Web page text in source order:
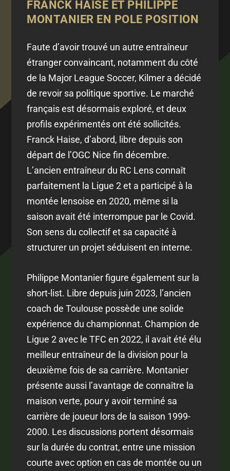
FRANCK HAISE ET PHILIPPE
MONTANIER EN POLE POSITION
Faute d’avoir trouvé un autre entraîneur
étranger convaincant, notamment du côté
de la Major League Soccer, Kilmer a décidé
de revoir sa politique sportive. Le marché
français est désormais exploré, et deux
profils expérimentés ont été sollicités.
Franck Haise, d’abord, libre depuis son
départ de l’OGC Nice fin décembre.
L’ancien entraîneur du RC Lens connaît
parfaitement la Ligue 2 et a participé à la
montée lensoise en 2020, même si la
saison avait été interrompue par le Covid.
Son sens du collectif et sa capacité à
structurer un projet séduisent en interne.
Philippe Montanier figure également sur la
short-list. Libre depuis juin 2023, l’ancien
coach de Toulouse possède une solide
expérience du championnat. Champion de
Ligue 2 avec le TFC en 2022, il avait été élu
meilleur entraîneur de la division pour la
deuxième fois de sa carrière. Montanier
présente aussi l’avantage de connaître la
maison verte, pour y avoir terminé sa
carrière de joueur lors de la saison 1999-
2000. Les discussions portent désormais
sur la durée du contrat, entre une mission
courte avec option en cas de montée ou un